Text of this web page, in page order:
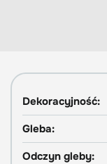
Dekoracyjność:
Gleba:
Odczyn gleby: